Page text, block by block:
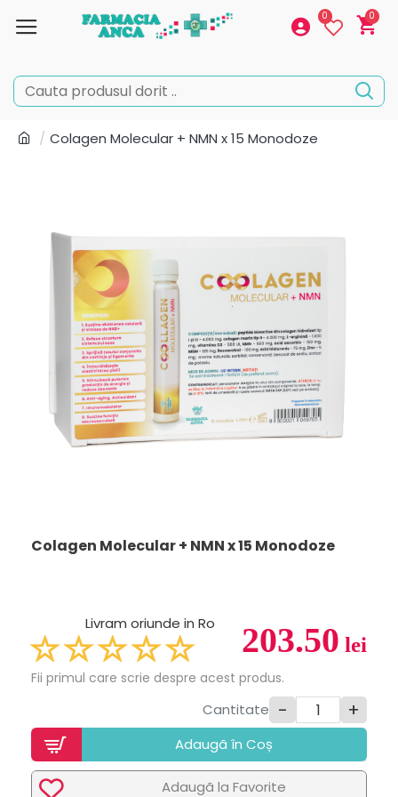
0 0
Colagen Molecular + NMN x 15 Monodoze
Colagen Molecular + NMN x 15 Monodoze
203.50 lei
Livram oriunde in Ro
Fii primul care scrie despre acest produs.
Cantitate - +
Adaugã în Coș
Adaugã la Favorite